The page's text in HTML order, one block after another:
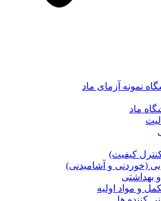
نمونه آزمای ماد
ماد
کیفیت)
(خوردنی و آشامیدنی)
بهداشتی
و مواد اولیه